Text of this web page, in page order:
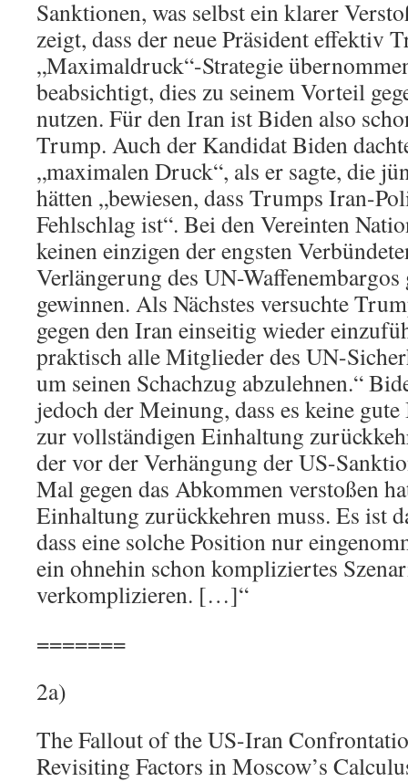
Sanktionen, was selbst ein klarer
zeigt, dass der neue Präsident effektiv
„Maximaldruck“-Strategie
beabsichtigt, dies zu seinem Vorteil
nutzen. Für den Iran ist Biden also
Trump. Auch der Kandidat Biden
„maximalen Druck“, als er sagte, die
hätten „bewiesen, dass Trumps Iran-
Fehlschlag ist“. Bei den Vereinten
keinen einzigen der engsten
Verlängerung des UN-Waffenembargos
gewinnen. Als Nächstes versuchte
gegen den Iran einseitig wieder
praktisch alle Mitglieder des UN-
um seinen Schachzug abzulehnen.“
jedoch der Meinung, dass es keine
zur vollständigen Einhaltung
der vor der Verhängung der US-
Mal gegen das Abkommen verstoßen
Einhaltung zurückkehren muss. Es ist
dass eine solche Position nur
ein ohnehin schon kompliziertes
verkomplizieren. […]“
=======
2a)
The Fallout of the US-Iran
Revisiting Factors in Moscow’s